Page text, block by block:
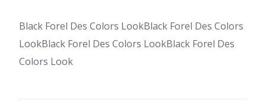
Black Forel Des Colors LookBlack Forel Des Colors
LookBlack Forel Des Colors LookBlack Forel Des
Colors Look